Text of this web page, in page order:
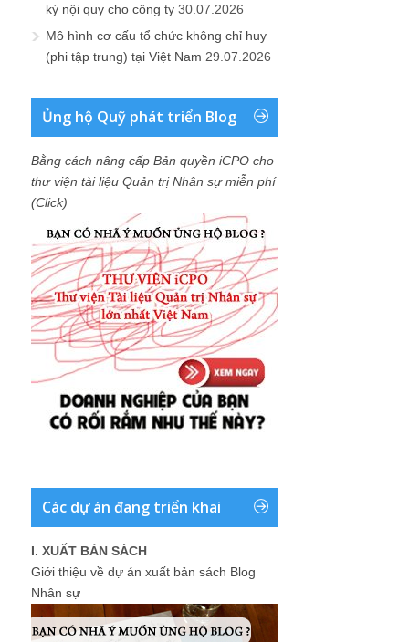
ký nội quy cho công ty 30.07.2026
Mô hình cơ cấu tổ chức không chỉ huy
(phi tập trung) tại Việt Nam 29.07.2026
Ủng hộ Quỹ phát triển Blog
Bằng cách nâng cấp Bản quyền iCPO cho
thư viện tài liệu Quản trị Nhân sự miễn phí
(Click)
Các dự án đang triển khai
I. XUẤT BẢN SÁCH
Giới thiệu về dự án xuất bản sách Blog
Nhân sự